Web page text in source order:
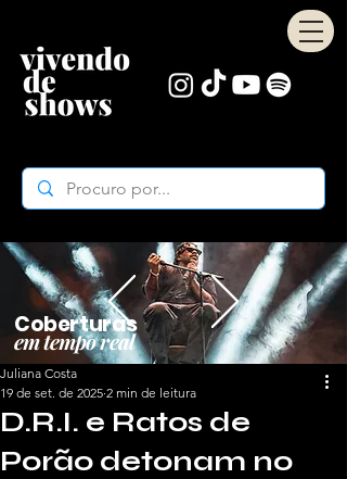
Coberturas
em tempo real
D.R.I. e Ratos de
Porão detonam no
Juliana Costa
19 de set. de 2025 2 min de leitura